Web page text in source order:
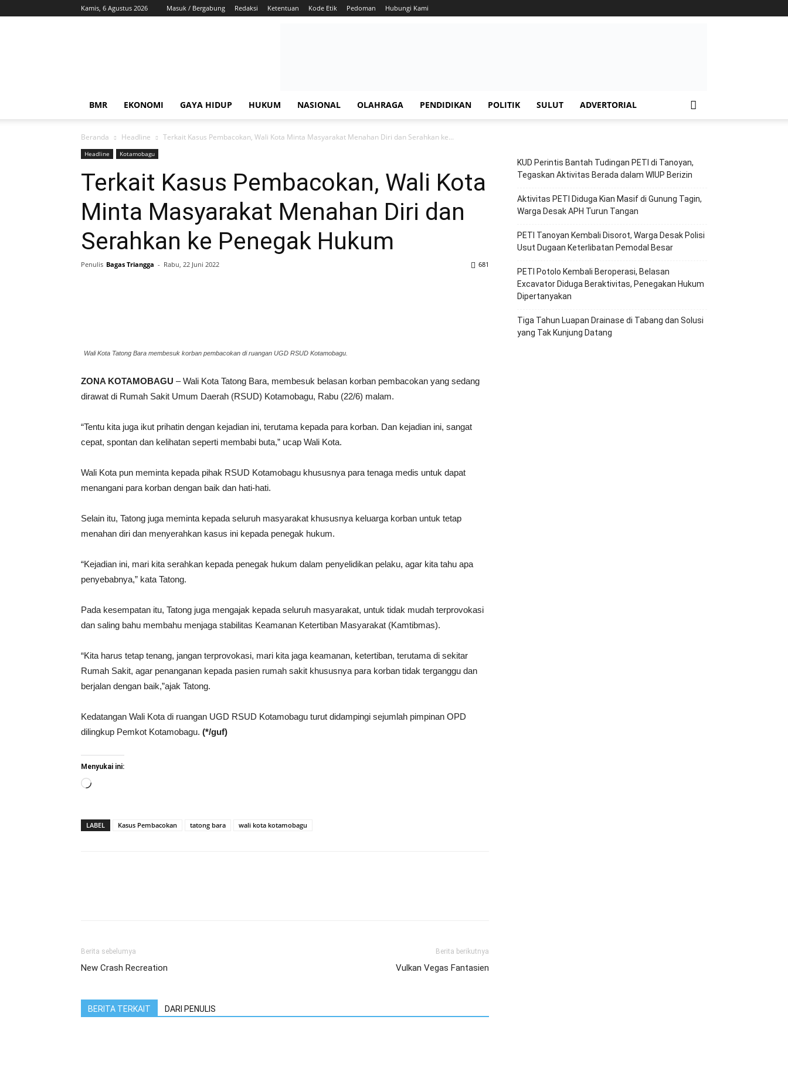
Kamis, 6 Agustus 2026 Masuk / Bergabung Redaksi Ketentuan Kode Etik Pedoman Hubungi Kami
BMR EKONOMI GAYA HIDUP HUKUM NASIONAL OLAHRAGA PENDIDIKAN POLITIK SULUT ADVERTORIAL
Beranda Headline Terkait Kasus Pembacokan, Wali Kota Minta Masyarakat Menahan Diri dan Serahkan ke...
Headline Kotamobagu
Terkait Kasus Pembacokan, Wali Kota
Minta Masyarakat Menahan Diri dan
Serahkan ke Penegak Hukum
Penulis Bagas Triangga - Rabu, 22 Juni 2022 681
Wali Kota Tatong Bara membesuk korban pembacokan di ruangan UGD RSUD Kotamobagu.
ZONA KOTAMOBAGU – Wali Kota Tatong Bara, membesuk belasan korban pembacokan yang sedang
dirawat di Rumah Sakit Umum Daerah (RSUD) Kotamobagu, Rabu (22/6) malam.
“Tentu kita juga ikut prihatin dengan kejadian ini, terutama kepada para korban. Dan kejadian ini, sangat
cepat, spontan dan kelihatan seperti membabi buta,” ucap Wali Kota.
Wali Kota pun meminta kepada pihak RSUD Kotamobagu khususnya para tenaga medis untuk dapat
menangani para korban dengan baik dan hati-hati.
Selain itu, Tatong juga meminta kepada seluruh masyarakat khususnya keluarga korban untuk tetap
menahan diri dan menyerahkan kasus ini kepada penegak hukum.
“Kejadian ini, mari kita serahkan kepada penegak hukum dalam penyelidikan pelaku, agar kita tahu apa
penyebabnya,” kata Tatong.
Pada kesempatan itu, Tatong juga mengajak kepada seluruh masyarakat, untuk tidak mudah terprovokasi
dan saling bahu membahu menjaga stabilitas Keamanan Ketertiban Masyarakat (Kamtibmas).
“Kita harus tetap tenang, jangan terprovokasi, mari kita jaga keamanan, ketertiban, terutama di sekitar
Rumah Sakit, agar penanganan kepada pasien rumah sakit khususnya para korban tidak terganggu dan
berjalan dengan baik,”ajak Tatong.
Kedatangan Wali Kota di ruangan UGD RSUD Kotamobagu turut didampingi sejumlah pimpinan OPD
dilingkup Pemkot Kotamobagu. (*/guf)
Menyukai ini:
Memuat...
LABEL Kasus Pembacokan tatong bara wali kota kotamobagu
Berita sebelumya
New Crash Recreation
Berita berikutnya
Vulkan Vegas Fantasien
BERITA TERKAIT DARI PENULIS
KUD Perintis Bantah Tudingan PETI di Tanoyan,
Tegaskan Aktivitas Berada dalam WIUP Berizin
Aktivitas PETI Diduga Kian Masif di Gunung Tagin,
Warga Desak APH Turun Tangan
PETI Tanoyan Kembali Disorot, Warga Desak Polisi
Usut Dugaan Keterlibatan Pemodal Besar
PETI Potolo Kembali Beroperasi, Belasan
Excavator Diduga Beraktivitas, Penegakan Hukum
Dipertanyakan
Tiga Tahun Luapan Drainase di Tabang dan Solusi
yang Tak Kunjung Datang